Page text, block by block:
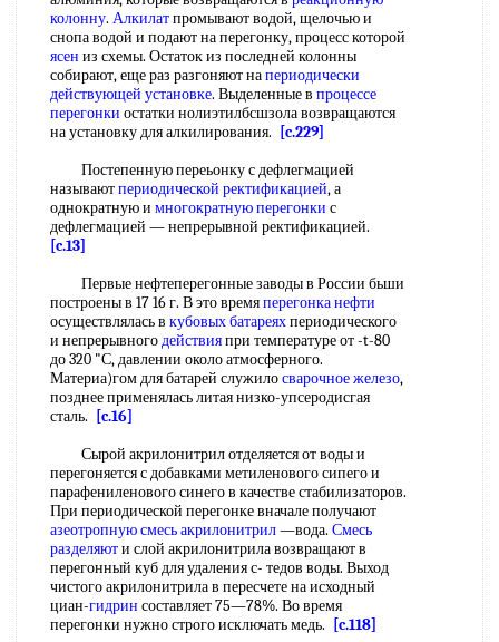
колонну. Алкилатпромывают водой, щелочью и
снопа водой и подают на перегонку, процесс которой
ясен из схемы. Остаток из последней колонны
собирают, еще раз разгоняют напериодически
действующей установке. Выделенные в процессе
перегонки остатки нолиэтилбсшзола возвращаются
на установку для алкилирования.
[c.229]
Постепенную переьонку с дефлегмацией
называютпериодической ректификацией, а
однократную и многократную перегонки с
дефлегмацией — непрерывной ректификацией.
[c.13]
Первые нефтеперегонные заводы в России бьши
построены в 17 16 г. В это времяперегонка нефти
осуществлялась в кубовых батареяхпериодического
и непрерывногодействияпри температуре от -t-80
до 320 "С, давлении около атмосферного.
Материа)гом для батарей служилосварочное железо,
позднее применялась литая низко-упсеродисгая
сталь.
[c.16]
Сырой акрилонитрил отделяется от воды и
перегоняется с добавками метиленового сипего и
парафениленового синего в качестве стабилизаторов.
При периодической перегонке вначале получают
азеотропную смесь акрилонитрил—вода. Смесь
разделяюти слой акрилонитрила возвращают в
перегонный куб для удаления с- тедов воды. Выход
чистого акрилонитрила в пересчете на исходный
циан-гидрин составляет 75—78%. Во время
перегонки нужно строго исключать медь.
[c.118]